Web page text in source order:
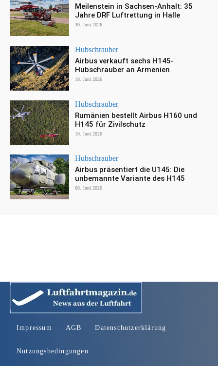
Meilenstein in Sachsen-Anhalt: 35
Jahre DRF Luftrettung in Halle
30. Juni 2026
Hubschrauber
Airbus verkauft sechs H145-
Hubschrauber an Armenien
18. Juni 2026
Hubschrauber
Rumänien bestellt Airbus H160 und
H145 für Zivilschutz
10. Juni 2026
Hubschrauber
Airbus präsentiert die U145: Die
unbemannte Variante des H145
08. Juni 2026
Impressum AGB Datenschutzerklärung
Nutzungsbedingungen